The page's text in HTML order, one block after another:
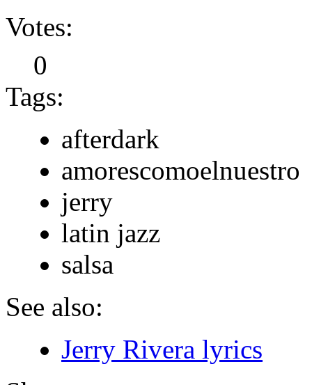
Votes:
0
Tags:
afterdark
amorescomoelnuestro
jerry
latin jazz
salsa
See also:
Jerry Rivera lyrics